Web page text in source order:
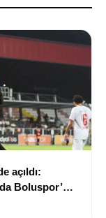
açıldı:
Boluspor’u